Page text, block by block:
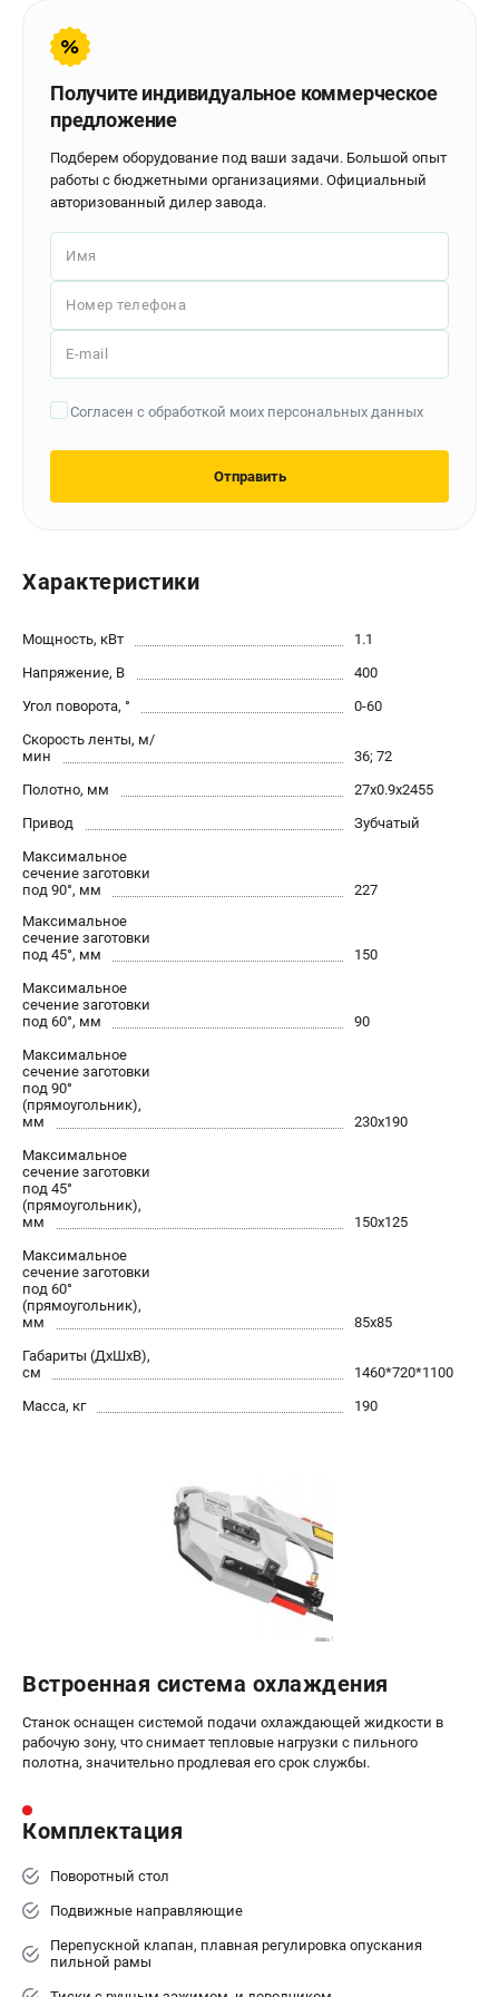
Доставка
Оплата
Бонусная программа
Как нас найти
Новости
Пользовательское соглашение
Как выбрать заточной станок?
Основные виды сверлильных станков и их назначение
Арматурогибы ручные и электрические
Токарные станки и их особенности
+7 (812) 564-50-74
Информация размещённая на сайте не является публичной
офертой.
Прием заказов по телефону:
вс - выходной
Получите индивидуальное коммерческое
предложение
Подберем оборудование под ваши задачи. Большой опыт
работы с бюджетными организациями. Официальный
авторизованный дилер завода.
Имя
Номер телефона
E-mail
Согласен с обработкой моих персональных данных
Отправить
Характеристики
Мощность, кВт
1.1
Напряжение, В
400
Угол поворота, °
0-60
Скорость ленты, м/
мин
36; 72
Полотно, мм
27х0.9х2455
Привод
Зубчатый
Максимальное
сечение заготовки
под 90°, мм
227
Максимальное
сечение заготовки
под 45°, мм
150
Максимальное
сечение заготовки
под 60°, мм
90
Максимальное
сечение заготовки
под 90°
(прямоугольник),
мм
230x190
Максимальное
сечение заготовки
под 45°
(прямоугольник),
мм
150х125
Максимальное
сечение заготовки
под 60°
(прямоугольник),
мм
85x85
Габариты (ДхШхВ),
см
1460*720*1100
Масса, кг
190
Встроенная система охлаждения
Станок оснащен системой подачи охлаждающей жидкости в
рабочую зону, что снимает тепловые нагрузки с пильного
полотна, значительно продлевая его срок службы.
Комплектация
Поворотный стол
Подвижные направляющие
Перепускной клапан, плавная регулировка опускания
пильной рамы